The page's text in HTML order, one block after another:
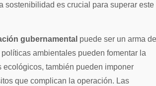
sostenibilidad es crucial para superar este
gubernamental puede ser un arma de
ambientales pueden fomentar la
ecológicos, también pueden imponer
que complican la operación. Las